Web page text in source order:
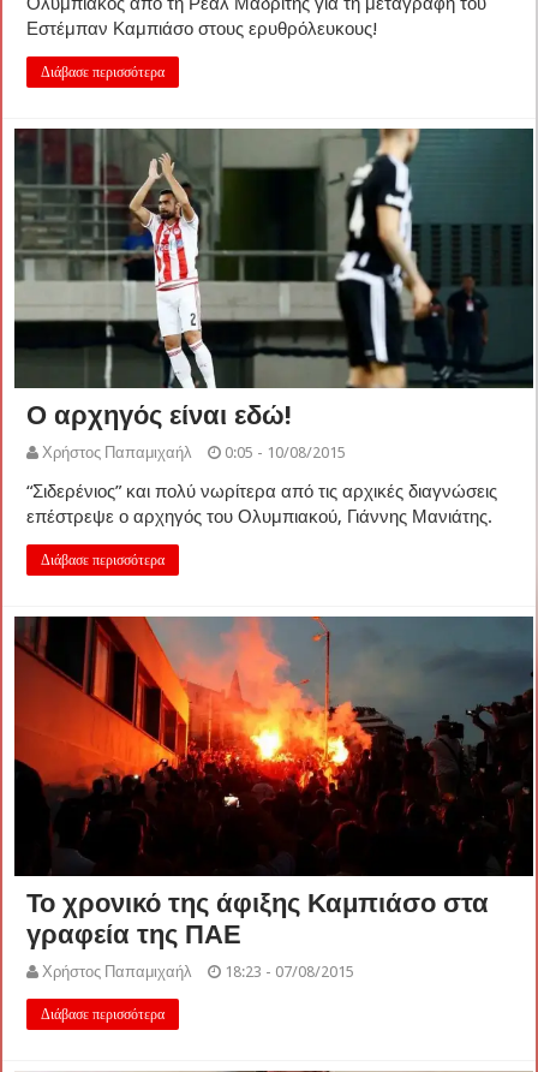
Εστέμπαν Καμπιάσο στους ερυθρόλευκους!
Διάβασε περισσότερα
Ο αρχηγός είναι εδώ!
Χρήστος Παπαμιχαήλ 0:05 - 10/08/2015
“Σιδερένιος” και πολύ νωρίτερα από τις αρχικές διαγνώσεις
επέστρεψε ο αρχηγός του Ολυμπιακού, Γιάννης Μανιάτης.
Διάβασε περισσότερα
Το χρονικό της άφιξης Καμπιάσο στα
γραφεία της ΠΑΕ
Χρήστος Παπαμιχαήλ 18:23 - 07/08/2015
Διάβασε περισσότερα